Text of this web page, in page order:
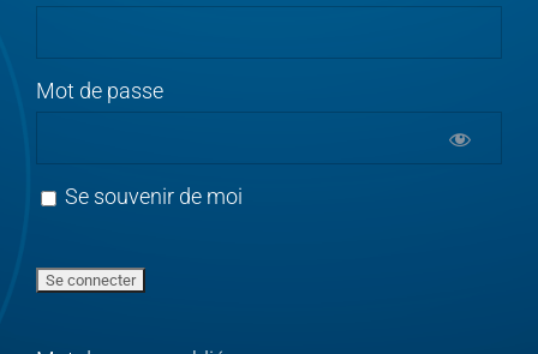
Mot de passe
Se souvenir de moi